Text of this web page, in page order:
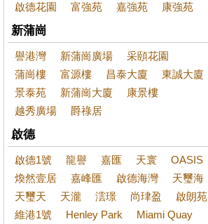
啟德花園
富強苑 嘉強苑 康強苑
新蒲崗
譽港灣 新蒲崗廣場
采頤花園
蒲崗樓
富源樓 昌泰大廈
東誠大廈
景泰苑
新蒲崗大廈
康景樓
越秀廣場
爵祿居
啟德
啟德1號 龍譽 嘉匯 天寰
OASIS
煥然壹居
嘉峰匯 啟德海灣
天璽海
天璽天
天瀧 澐璟 尚珒盈
啟朗苑
維港1號
Henley Park
Miami Quay